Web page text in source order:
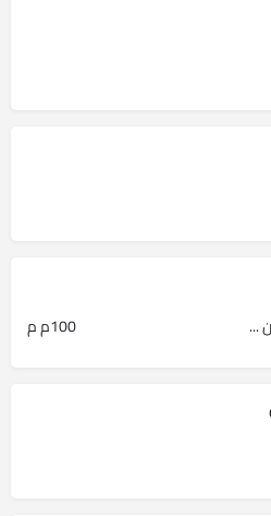
... 100م م